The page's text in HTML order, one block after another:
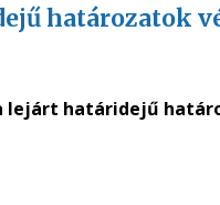
határozatok
lejárt határidejű